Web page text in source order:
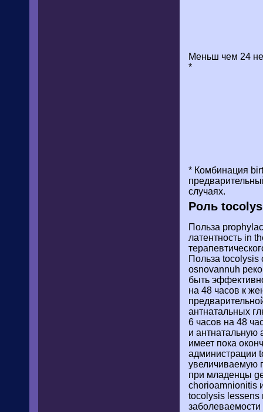
Меньш чем 24
*
* Комбинация
случаях.
Роль
Польза
латентность in
Польза tocolysis
osnovannuh
быть
на 48 часов к
антнатальных
6 часов на 48
и антнатальную
имеет пока
администрации
увеличиваемую
при младенцы
chorioamnionitis
tocolysis lessens